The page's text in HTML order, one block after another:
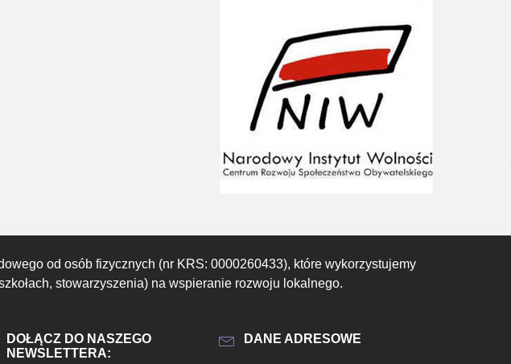
od osób fizycznych (nr KRS: 0000260433), które wykorzystujemy
stowarzyszenia) na wspieranie rozwoju lokalnego.
DOŁĄCZ DO NASZEGO
NEWSLETTERA:
DANE ADRESOWE